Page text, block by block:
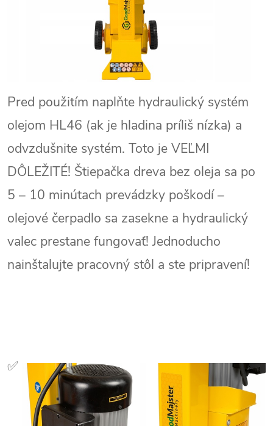
Pred použitím naplňte hydraulický systém
olejom HL46 (ak je hladina príliš nízka) a
odvzdušnite systém. Toto je VEĽMI
DÔLEŽITÉ! Štiepačka dreva bez oleja sa po
5 – 10 minútach prevádzky poškodí –
olejové čerpadlo sa zasekne a hydraulický
valec prestane fungovať! Jednoducho
nainštalujte pracovný stôl a ste pripravení!
✅